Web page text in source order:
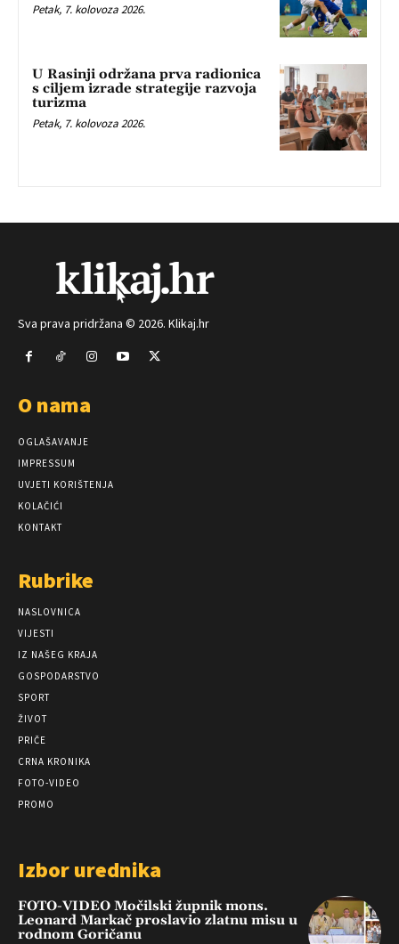
Petak, 7. kolovoza 2026.
U Rasinji održana prva radionica
s ciljem izrade strategije razvoja
turizma
Petak, 7. kolovoza 2026.
Sva prava pridržana © 2026. Klikaj.hr
O nama
OGLAŠAVANJE
IMPRESSUM
UVJETI KORIŠTENJA
KOLAČIĆI
KONTAKT
Rubrike
NASLOVNICA
VIJESTI
IZ NAŠEG KRAJA
GOSPODARSTVO
SPORT
ŽIVOT
PRIČE
CRNA KRONIKA
FOTO-VIDEO
PROMO
Izbor urednika
FOTO-VIDEO Močilski župnik mons.
Leonard Markač proslavio zlatnu misu u
rodnom Goričanu